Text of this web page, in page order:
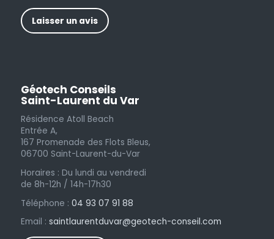
Laisser un avis
Géotech Conseils
Saint-Laurent du Var
Résidence Atoll Beach
Entrée A,
167 Promenade des Flots Bleus,
06700 Saint-Laurent-du-Var
Horaires : Du lundi au vendredi
de 8h-12h / 14h-17h30
Téléphone : 04 93 07 91 88
Email : saintlaurentduvar@geotech-conseil.com